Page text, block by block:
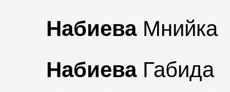
НабиеваМнийка
НабиеваГабида